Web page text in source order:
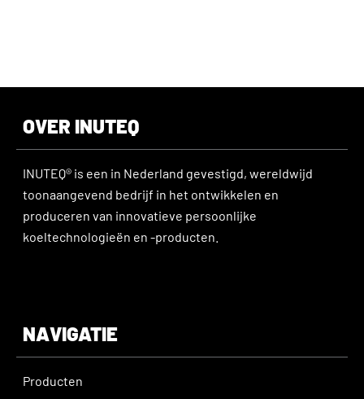
OVER INUTEQ
INUTEQ® is een in Nederland gevestigd, wereldwijd
toonaangevend bedrijf in het ontwikkelen en
produceren van innovatieve persoonlijke
koeltechnologieën en -producten.
NAVIGATIE
Producten